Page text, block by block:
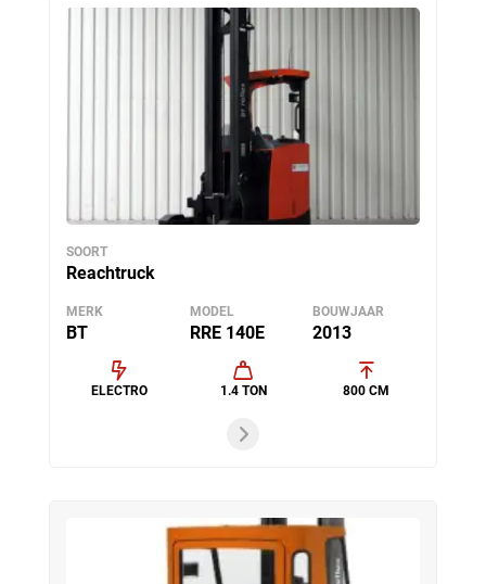
SOORT
Reachtruck
MERK
BT
MODEL
RRE 140E
BOUWJAAR
2013
ELECTRO 1.4 TON 800 CM